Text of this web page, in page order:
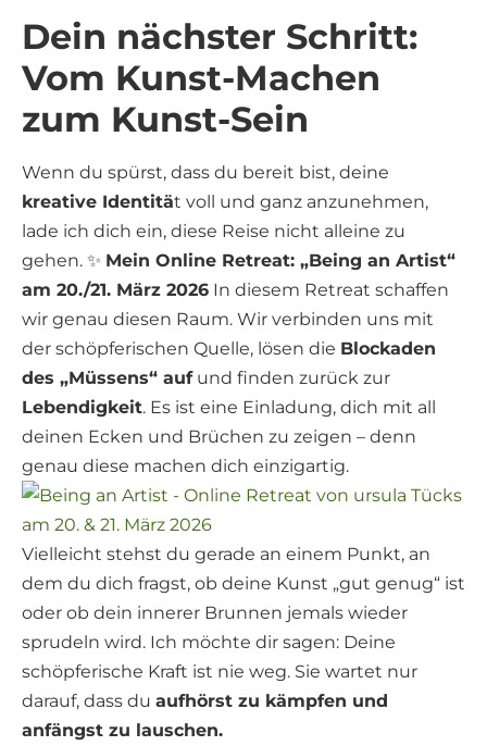
Dein nächster Schritt:
Vom Kunst-Machen
zum Kunst-Sein
Wenn du spürst, dass du bereit bist, deine
kreative Identität voll und ganz anzunehmen,
lade ich dich ein, diese Reise nicht alleine zu
gehen. ✨ Mein Online Retreat: „Being an Artist“
am 20./21. März 2026 In diesem Retreat schaffen
wir genau diesen Raum. Wir verbinden uns mit
der schöpferischen Quelle, lösen die Blockaden
des „Müssens“ aufund finden zurück zur
Lebendigkeit. Es ist eine Einladung, dich mit all
deinen Ecken und Brüchen zu zeigen – denn
genau diese machen dich einzigartig.
Vielleicht stehst du gerade an einem Punkt, an
dem du dich fragst, ob deine Kunst „gut genug“ ist
oder ob dein innerer Brunnen jemals wieder
sprudeln wird. Ich möchte dir sagen: Deine
schöpferische Kraft ist nie weg. Sie wartet nur
darauf, dass du aufhörst zu kämpfen und
anfängst zu lauschen.